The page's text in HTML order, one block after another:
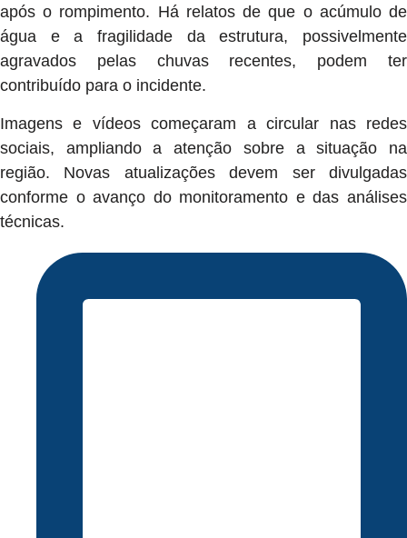
após o rompimento. Há relatos de que o acúmulo de
água e a fragilidade da estrutura, possivelmente
agravados pelas chuvas recentes, podem ter
contribuído para o incidente.
Imagens e vídeos começaram a circular nas redes
sociais, ampliando a atenção sobre a situação na
região. Novas atualizações devem ser divulgadas
conforme o avanço do monitoramento e das análises
técnicas.